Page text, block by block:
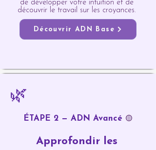
de développer votre intuition et de
découvrir le travail sur les croyances.
Découvrir ADN Base
🌿
ÉTAPE 2 — ADN Avancé 🟡
Approfondir les